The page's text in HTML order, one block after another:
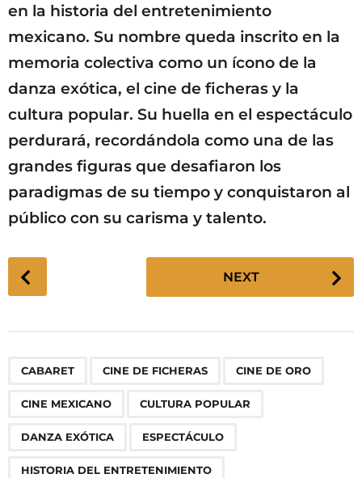
en la historia del entretenimiento
mexicano. Su nombre queda inscrito en la
memoria colectiva como un ícono de la
danza exótica, el cine de ficheras y la
cultura popular. Su huella en el espectáculo
perdurará, recordándola como una de las
grandes figuras que desafiaron los
paradigmas de su tiempo y conquistaron al
público con su carisma y talento.
o
g
NEXT
CABARET CINE DE FICHERAS CINE DE ORO
CINE MEXICANO CULTURA POPULAR
DANZA EXÓTICA ESPECTÁCULO
HISTORIA DEL ENTRETENIMIENTO